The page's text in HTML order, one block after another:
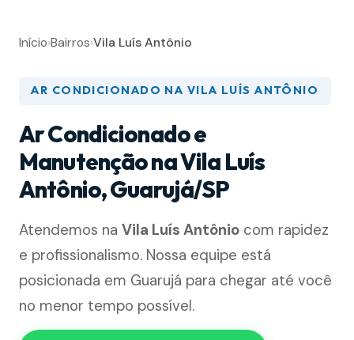
Início›Bairros›Vila Luís Antônio
AR CONDICIONADO NA VILA LUÍS ANTÔNIO
Ar Condicionado e
Manutenção na Vila Luís
Antônio, Guarujá/SP
Atendemos na Vila Luís Antônio com rapidez
e profissionalismo. Nossa equipe está
posicionada em Guarujá para chegar até você
no menor tempo possível.